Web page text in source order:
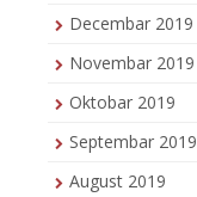
Decembar 2019
Novembar 2019
Oktobar 2019
Septembar 2019
August 2019